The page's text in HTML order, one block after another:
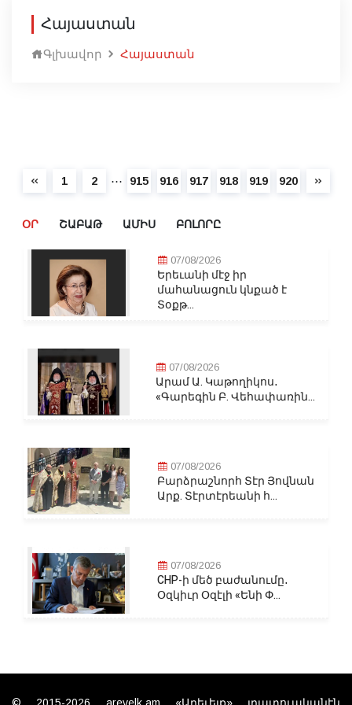
Հայաստան
Գլխավոր Հայաստան
1 2 ⋯ 915 916 917 918 919 920
ՕՐ ՇԱԲԱԹ ԱՄԻՍ ԲՈԼՈՐԸ
07/08/2026
Երեւանի մէջ իր
մահանացուն կնքած է
Տօքթ...
07/08/2026
Արամ Ա. Կաթողիկոս․
«Գարեգին Բ. Վեհափառին...
07/08/2026
Բարձրաշնորհ Տէր Յովնան
Արք. Տէրտէրեանի հ...
07/08/2026
CHP-ի մեծ բաժանումը․
Օզկիւր Օզէլի «Ենի Փ...
© 2015-2026 arevelk.am «Արեւելք» լրատուականէն